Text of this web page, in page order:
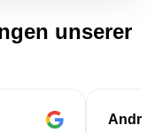
unserer